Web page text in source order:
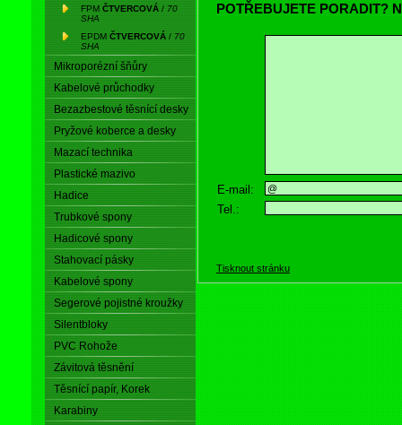
FPM ČTVERCOVÁ / 70
SHA
EPDM ČTVERCOVÁ / 70
SHA
Mikroporézní šňůry
Kabelové průchodky
Bezazbestové těsnící desky
Pryžové koberce a desky
Mazací technika
Plastické mazivo
Hadice
Trubkové spony
Hadicové spony
Stahovací pásky
Kabelové spony
Segerové pojistné kroužky
Silentbloky
PVC Rohože
Závitová těsnění
Těsnící papír, Korek
Karabiny
POTŘEBUJETE PORADIT?
E-mail:
Tel.:
Tisknout stránku